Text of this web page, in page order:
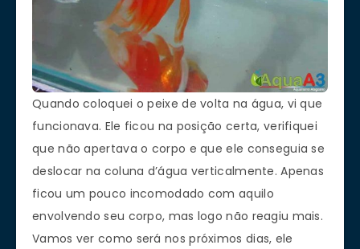
Quando coloquei o peixe de volta na água, vi que
funcionava. Ele ficou na posição certa, verifiquei
que não apertava o corpo e que ele conseguia se
deslocar na coluna d’água verticalmente. Apenas
ficou um pouco incomodado com aquilo
envolvendo seu corpo, mas logo não reagiu mais.
Vamos ver como será nos próximos dias, ele